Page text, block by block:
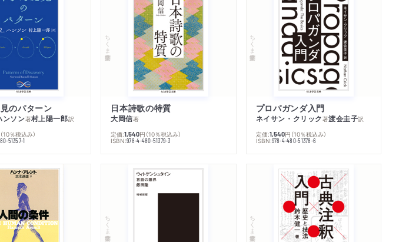
［7］ 思考するまなざし
28 手が考えて作る――秋岡芳夫
29 自動車と彫刻――A・ジャコメッティ／矢内原伊作訳
30 男結びについて――藤原覚一
31 石の思想――饗庭孝男
32 二つの瞳――蓮實シャンタル
〔手帖7〕モノをみつめる
33 インドへの旅――吉田ルイ子
34 大仏開眼 七五二年の世界音楽祭――林 光
35 内臓とこころ――三木成夫
36 胡桃の中の世界――澁澤龍彦
のパターン
ンソン著村上陽一郎訳
（10％税込み）
51357-1
ちくま学芸文庫
日本詩歌の特質
大岡信著
定価:1,540円 （10％税込み）
ISBN:978-4-480-51379-3
ちくま学芸文庫
プロパガンダ入門
ネイサン・クリック著渡会圭子訳
定価:1,540円 （10％税込み）
ISBN:978-4-480-51378-6
ちくま学芸文庫 ちくま学芸文庫